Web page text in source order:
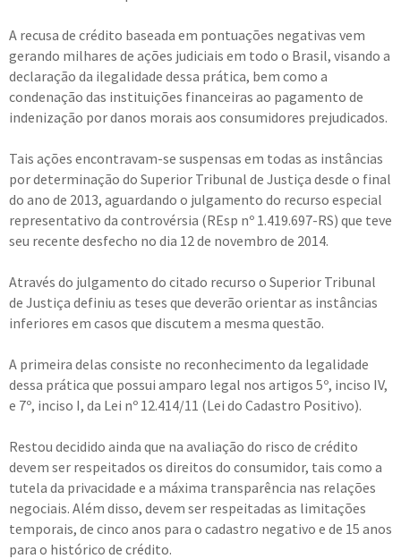
A recusa de crédito baseada em pontuações negativas vem
gerando milhares de ações judiciais em todo o Brasil, visando a
declaração da ilegalidade dessa prática, bem como a
condenação das instituições financeiras ao pagamento de
indenização por danos morais aos consumidores prejudicados.
Tais ações encontravam-se suspensas em todas as instâncias
por determinação do Superior Tribunal de Justiça desde o final
do ano de 2013, aguardando o julgamento do recurso especial
representativo da controvérsia (REsp nº 1.419.697-RS) que teve
seu recente desfecho no dia 12 de novembro de 2014.
Através do julgamento do citado recurso o Superior Tribunal
de Justiça definiu as teses que deverão orientar as instâncias
inferiores em casos que discutem a mesma questão.
A primeira delas consiste no reconhecimento da legalidade
dessa prática que possui amparo legal nos artigos 5º, inciso IV,
e 7º, inciso I, da Lei nº 12.414/11 (Lei do Cadastro Positivo).
Restou decidido ainda que na avaliação do risco de crédito
devem ser respeitados os direitos do consumidor, tais como a
tutela da privacidade e a máxima transparência nas relações
negociais. Além disso, devem ser respeitadas as limitações
temporais, de cinco anos para o cadastro negativo e de 15 anos
para o histórico de crédito.